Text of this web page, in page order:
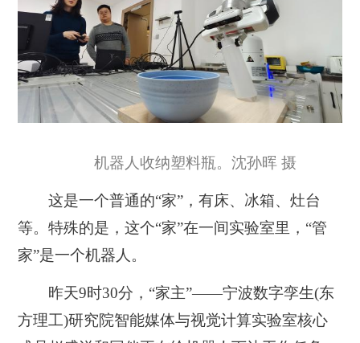
机器人收纳塑料瓶。沈孙晖 摄
这是一个普通的“家”，有床、冰箱、灶台
等。特殊的是，这个“家”在一间实验室里，“管
家”是一个机器人。
昨天9时30分，“家主”——宁波数字孪生(东
方理工)研究院智能媒体与视觉计算实验室核心